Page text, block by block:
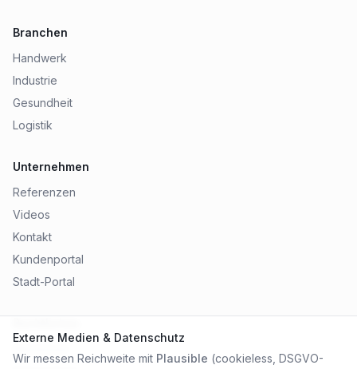
Branchen
Handwerk
Industrie
Gesundheit
Logistik
Unternehmen
Referenzen
Videos
Kontakt
Kundenportal
Stadt-Portal
Externe Medien & Datenschutz
Wir messen Reichweite mit Plausible (cookieless, DSGVO-